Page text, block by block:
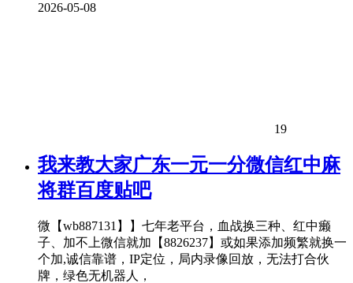
2026-05-08
19
我来教大家广东一元一分微信红中麻
将群百度贴吧
微【wb887131】】七年老平台，血战换三种、红中癞
子、加不上微信就加【8826237】或如果添加频繁就换一
个加,诚信靠谱，IP定位，局内录像回放，无法打合伙
牌，绿色无机器人，